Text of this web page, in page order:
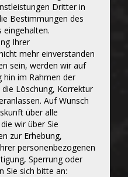
Dritter in
Bestimmungen des
eingehalten.
Ihrer
mehr einverstanden
sein, werden wir auf
hin im Rahmen der
Löschung, Korrektur
Auf Wunsch
über alle
wir über Sie
zur Erhebung,
personenbezogenen
Sperrung oder
Sie sich bitte an: